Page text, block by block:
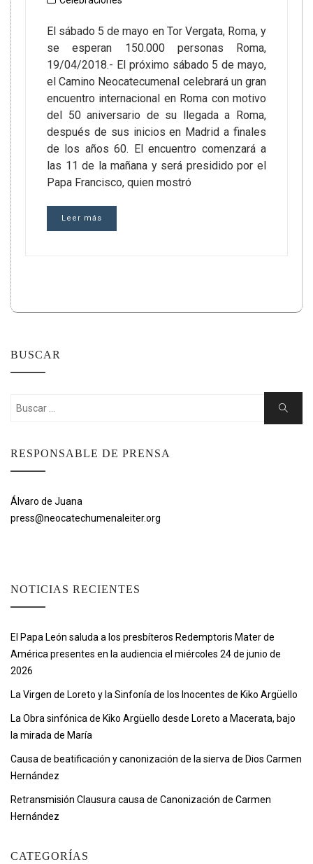
El sábado 5 de mayo en Tor Vergata, Roma, y
se esperan 150.000 personas Roma,
19/04/2018.- El próximo sábado 5 de mayo,
el Camino Neocatecumenal celebrará un gran
encuentro internacional en Roma con motivo
del 50 aniversario de su llegada a Roma,
después de sus inicios en Madrid a finales
de los años 60. El encuentro comenzará a
las 11 de la mañana y será presidido por el
Papa Francisco, quien mostró
Leer más
BUSCAR
Buscar:
Buscar
RESPONSABLE DE PRENSA
Álvaro de Juana
press@neocatechumenaleiter.org
NOTICIAS RECIENTES
El Papa León saluda a los presbíteros Redemptoris Mater de
América presentes en la audiencia el miércoles 24 de junio de
2026
La Virgen de Loreto y la Sinfonía de los Inocentes de Kiko Argüello
La Obra sinfónica de Kiko Argüello desde Loreto a Macerata, bajo
la mirada de María
Causa de beatificación y canonización de la sierva de Dios Carmen
Hernández
Retransmisión Clausura causa de Canonización de Carmen
Hernández
CATEGORÍAS